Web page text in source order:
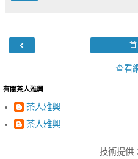
‹ 首
查看
有關茶人雅興
茶人雅興
茶人雅興
技術提供：